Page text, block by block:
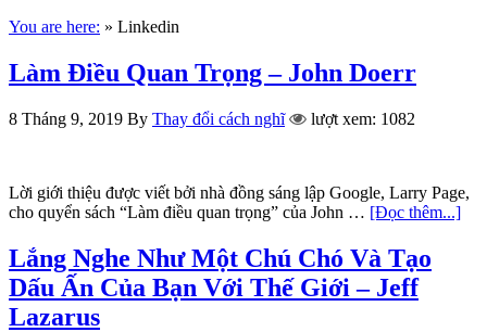
You are here: » Linkedin
Làm Điều Quan Trọng – John Doerr
8 Tháng 9, 2019 By Thay đổi cách nghĩ lượt xem: 1082
Lời giới thiệu được viết bởi nhà đồng sáng lập Google, Larry Page,
cho quyển sách “Làm điều quan trọng” của John … [Đọc thêm...]
Lắng Nghe Như Một Chú Chó Và Tạo
Dấu Ấn Của Bạn Với Thế Giới – Jeff
Lazarus